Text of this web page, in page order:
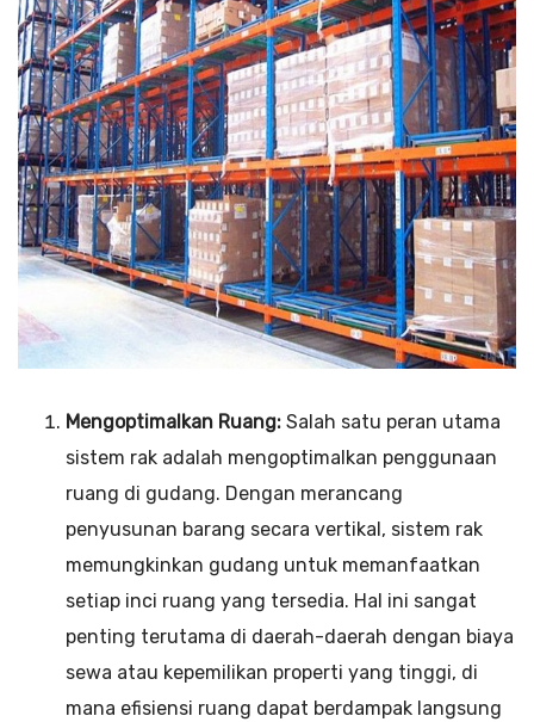
Mengoptimalkan Ruang: Salah satu peran utama
sistem rak adalah mengoptimalkan penggunaan
ruang di gudang. Dengan merancang
penyusunan barang secara vertikal, sistem rak
memungkinkan gudang untuk memanfaatkan
setiap inci ruang yang tersedia. Hal ini sangat
penting terutama di daerah-daerah dengan biaya
sewa atau kepemilikan properti yang tinggi, di
mana efisiensi ruang dapat berdampak langsung